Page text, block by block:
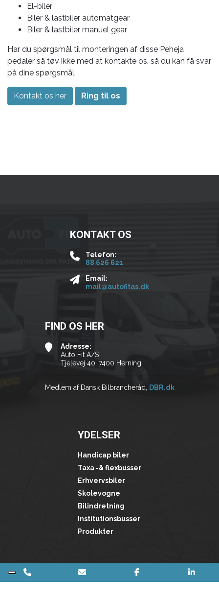
El-biler
Biler & lastbiler automatgear
Biler & lastbiler manuel gear
Har du spørgsmål til monteringen af disse Peheja
pedaler så tøv ikke med at kontakte os, så du kan få svar
på dine spørgsmål.
Kontakt os her Ring til os
KONTAKT OS
Telefon:
88 626 621
Email:
mail@autofitas.dk
FIND OS HER
Adresse:
Auto Fit A/S
Tjelevej 40, 7400 Herning
Medlem af Dansk Bilbrancheråd, DBR.dk
YDELSER
Handicap biler
Taxa -& flexbusser
Erhvervsbiler
Skolevogne
Bilindretning
Institutionsbusser
Produkter
Copyright © 2026 - Auto Fit A/S, CVR 39816679|Privatlivspolitik|
Cookiepolitik